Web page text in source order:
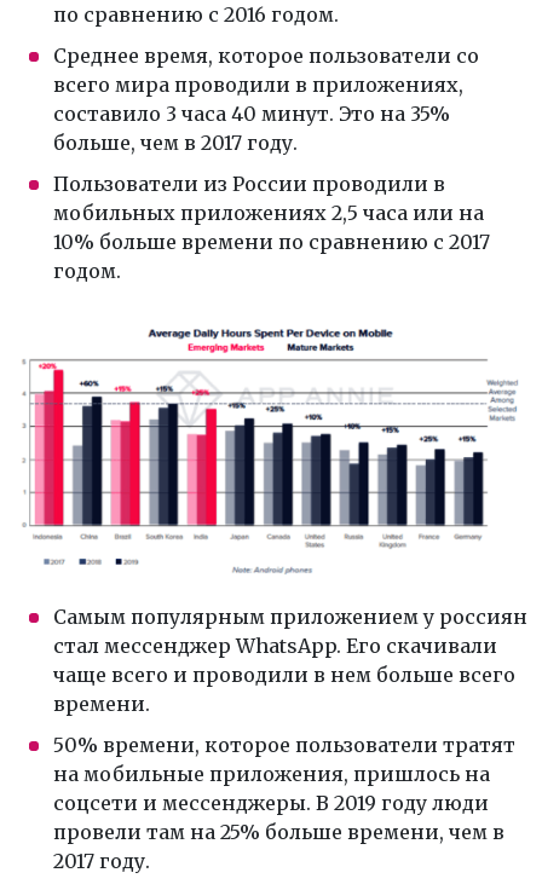
по сравнению с 2016 годом.
Среднее время, которое пользователи со
всего мира проводили в приложениях,
составило 3 часа 40 минут. Это на 35%
больше, чем в 2017 году.
Пользователи из России проводили в
мобильных приложениях 2,5 часа или на
10% больше времени по сравнению с 2017
годом.
Самым популярным приложением у россиян
стал мессенджер WhatsApp. Его скачивали
чаще всего и проводили в нем больше всего
времени.
50% времени, которое пользователи тратят
на мобильные приложения, пришлось на
соцсети и мессенджеры. В 2019 году люди
провели там на 25% больше времени, чем в
2017 году.